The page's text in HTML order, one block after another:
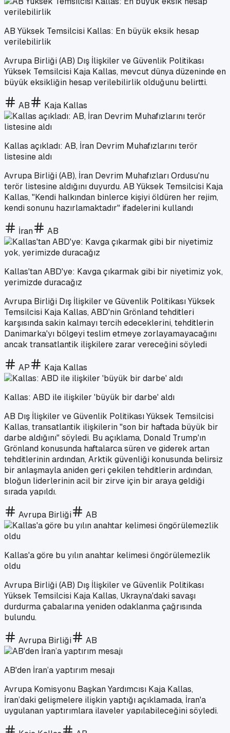
AB Yüksek Temsilcisi Kallas: En büyük eksik hesap
verilebilirlik
Avrupa Birliği (AB) Dış İlişkiler ve Güvenlik Politikası
Yüksek Temsilcisi Kaja Kallas, mevcut dünya düzeninde en
büyük eksikliğin hesap verilebilirlik olduğunu belirtti.
AB Kaja Kallas
Kallas açıkladı: AB, İran Devrim Muhafızlarını terör
listesine aldı
Avrupa Birliği (AB), İran Devrim Muhafızları Ordusu'nu
terör listesine aldığını duyurdu. AB Yüksek Temsilcisi Kaja
Kallas, "Kendi halkından binlerce kişiyi öldüren her rejim,
kendi sonunu hazırlamaktadır" ifadelerini kullandı
İran AB
Kallas'tan ABD'ye: Kavga çıkarmak gibi bir niyetimiz yok,
yerimizde duracağız
Avrupa Birliği Dış İlişkiler ve Güvenlik Politikası Yüksek
Temsilcisi Kaja Kallas, ABD'nin Grönland tehditleri
karşısında sakin kalmayı tercih edeceklerini, tehditlerin
Danimarka'yı bölgeyi teslim etmeye zorlayamayacağını
ancak transatlantik ilişkilere zarar vereceğini söyledi
AP Kaja Kallas
Kallas: ABD ile ilişkiler 'büyük bir darbe' aldı
AB Dış İlişkiler ve Güvenlik Politikası Yüksek Temsilcisi
Kallas, transatlantik ilişkilerin "son bir haftada büyük bir
darbe aldığını" söyledi. Bu açıklama, Donald Trump'ın
Grönland konusunda haftalarca süren ve giderek artan
tehditlerinin ardından, Arktik güvenliği konusunda belirsiz
bir anlaşmayla aniden geri çekilen tehditlerin ardından,
bloğun liderlerinin acil bir zirve için bir araya geldiği
sırada yapıldı.
Avrupa Birliği AB
Kallas'a göre bu yılın anahtar kelimesi öngörülemezlik
oldu
Avrupa Birliği (AB) Dış İlişkiler ve Güvenlik Politikası
Yüksek Temsilcisi Kaja Kallas, Ukrayna'daki savaşı
durdurma çabalarına yeniden odaklanma çağrısında
bulundu.
Avrupa Birliği AB
AB'den İran’a yaptırım mesajı
Avrupa Komisyonu Başkan Yardımcısı Kaja Kallas,
İran’daki gelişmelere ilişkin yaptığı açıklamada, İran'a
uygulanan yaptırımlara ilaveler yapılabileceğini söyledi.